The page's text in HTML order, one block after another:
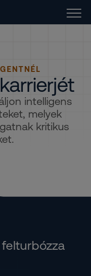
intelligens
melyek
kritikus